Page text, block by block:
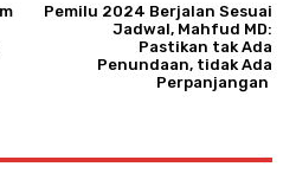
Pemilu 2024 Berjalan Sesuai
Jadwal, Mahfud MD:
Pastikan tak Ada
Penundaan, tidak Ada
Perpanjangan